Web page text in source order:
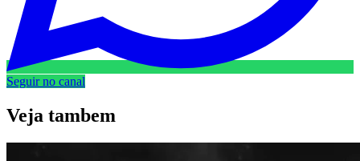
Seguir no canal
Veja tambem